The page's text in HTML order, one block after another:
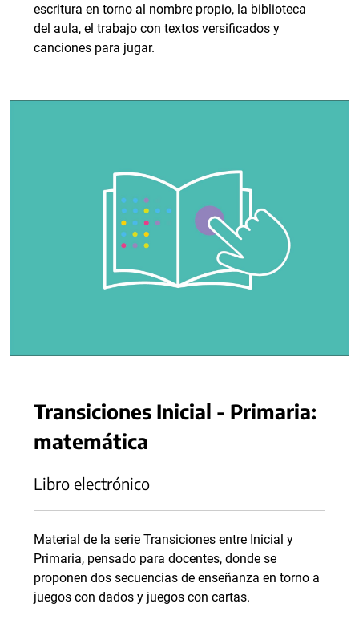
escritura en torno al nombre propio, la biblioteca
del aula, el trabajo con textos versificados y
canciones para jugar.
Transiciones Inicial - Primaria:
matemática
Libro electrónico
Material de la serie Transiciones entre Inicial y
Primaria, pensado para docentes, donde se
proponen dos secuencias de enseñanza en torno a
juegos con dados y juegos con cartas.